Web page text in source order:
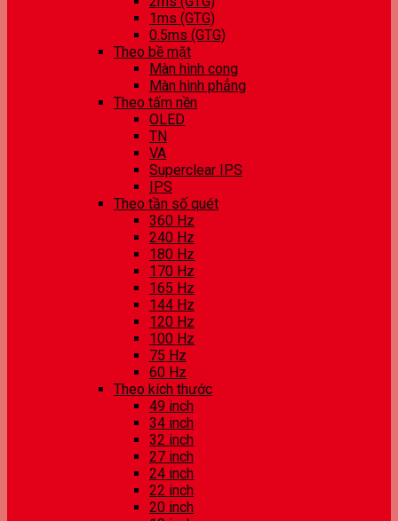
1ms (GTG)
0.5ms (GTG)
Theo bề mặt
Màn hình cong
Màn hình phẳng
Theo tấm nền
OLED
TN
VA
Superclear IPS
IPS
Theo tần số quét
360 Hz
240 Hz
180 Hz
170 Hz
165 Hz
144 Hz
120 Hz
100 Hz
75 Hz
60 Hz
Theo kích thước
49 inch
34 inch
32 inch
27 inch
24 inch
22 inch
20 inch